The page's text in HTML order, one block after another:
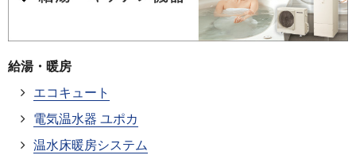
給湯・暖房
エコキュート
電気温水器 ユポカ
温水床暖房システム